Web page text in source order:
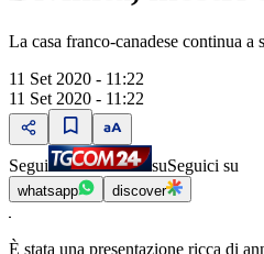
La casa franco-canadese continua
11 Set 2020 - 11:22
11 Set 2020 - 11:22
Segui suSeguici su
whatsapp discover
È stata una presentazione ricca di